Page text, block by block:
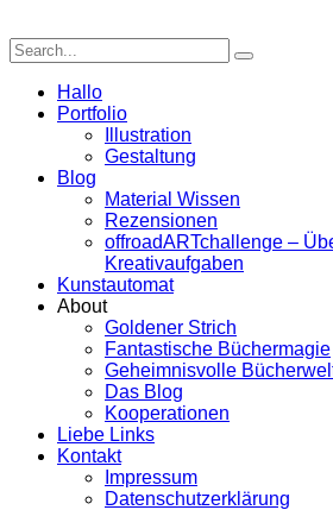
Hallo
Portfolio
Illustration
Gestaltung
Blog
Material Wissen
Rezensionen
offroadARTchallenge –
Kreativaufgaben
Kunstautomat
About
Goldener Strich
Fantastische Büchermagie
Geheimnisvolle
Das Blog
Kooperationen
Liebe Links
Kontakt
Impressum
Datenschutzerklärung